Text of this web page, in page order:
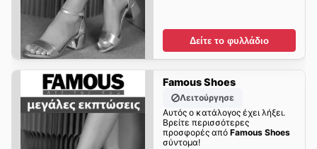
Δείτε το φυλλάδιο
Famous Shoes
Λειτούργησε
Αυτός ο κατάλογος έχει λήξει.
Βρείτε περισσότερες
προσφορές από Famous Shoes
σύντομα!